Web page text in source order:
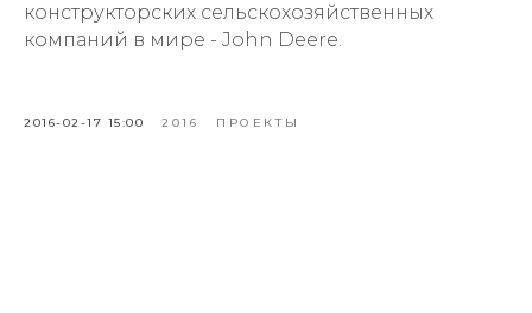
конструкторских сельскохозяйственных
компаний в мире - John Deere.
2016-02-17 15:00 2016 ПРОЕКТЫ